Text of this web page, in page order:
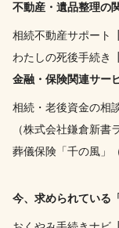
不動産・遺品整理の
相続不動産サポート
わたしの死後手続き
金融・保険関連サー
相続・老後資金の相
（株式会社鎌倉新書
葬儀保険「千の風」
今、求められている